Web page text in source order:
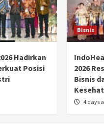
Hadirkan
Posisi
Bisnis
2026
Bisnis
4 days